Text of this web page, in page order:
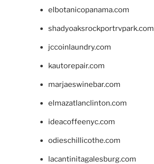
elbotanicopanama.com
shadyoaksrockportrvpark.com
jccoinlaundry.com
kautorepair.com
marjaeswinebar.com
elmazatlanclinton.com
ideacoffeenyc.com
odieschillicothe.com
lacantinitagalesburg.com